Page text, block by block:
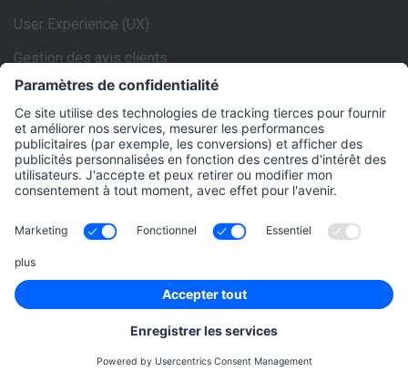
User Experience (UX)
Gestion des avis clients
rankingCoach est spécialement optimisé pour
les CMS suivants:
Joomla 3.2
Magento
Jimdo (Creator)